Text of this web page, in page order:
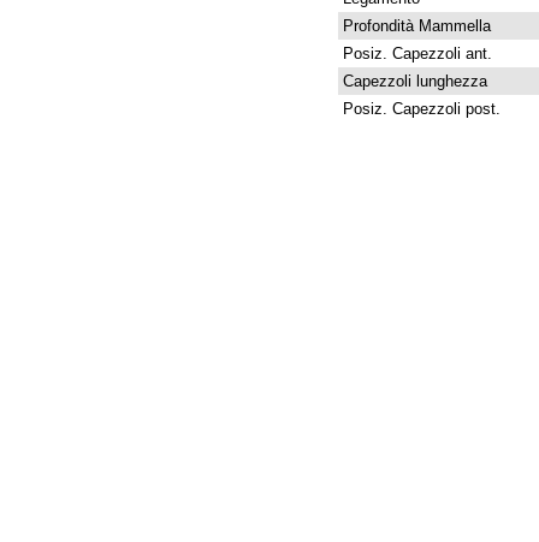
Profondità Mammella
Posiz. Capezzoli ant.
Capezzoli lunghezza
Posiz. Capezzoli post.